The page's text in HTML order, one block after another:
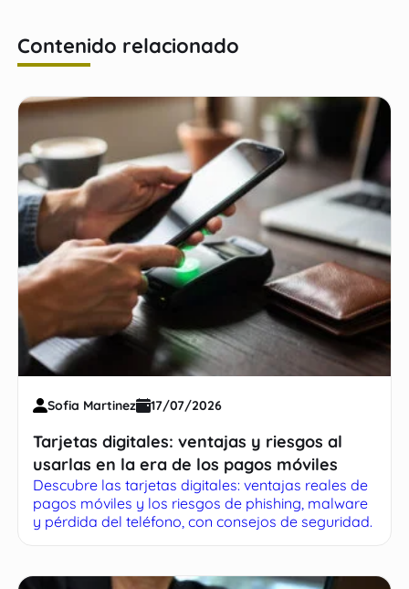
Contenido relacionado
Sofia Martinez 17/07/2026
Tarjetas digitales: ventajas y riesgos al
usarlas en la era de los pagos móviles
Descubre las tarjetas digitales: ventajas reales de
pagos móviles y los riesgos de phishing, malware
y pérdida del teléfono, con consejos de seguridad.